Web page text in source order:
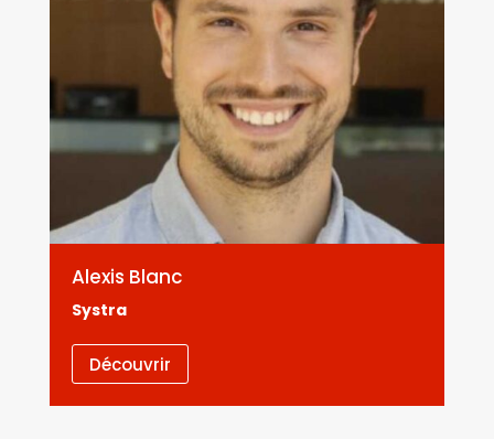
Alexis Blanc
Systra
Découvrir